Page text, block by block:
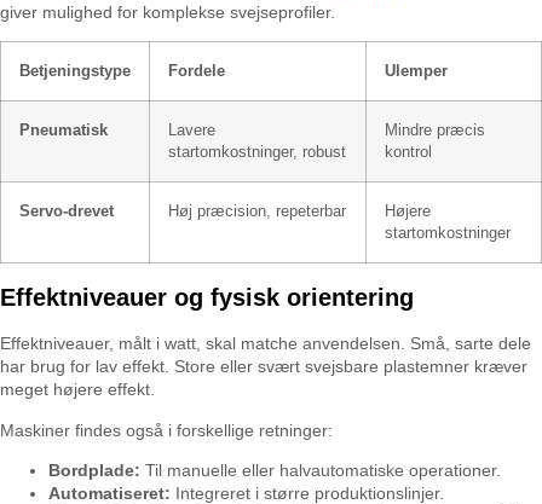
giver mulighed for komplekse svejseprofiler.
Betjeningstype Fordele Ulemper
Pneumatisk
Lavere
startomkostninger, robust
Mindre præcis
kontrol
Servo-drevet Høj præcision, repeterbar
Højere
startomkostninger
Effektniveauer og fysisk orientering
Effektniveauer, målt i watt, skal matche anvendelsen. Små, sarte dele
har brug for lav effekt. Store eller svært svejsbare plastemner kræver
meget højere effekt.
Maskiner findes også i forskellige retninger:
Bordplade: Til manuelle eller halvautomatiske operationer.
Automatiseret: Integreret i større produktionslinjer.